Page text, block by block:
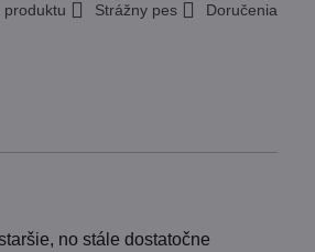
produktu Strážny pes Doručenia
no stále dostatočne